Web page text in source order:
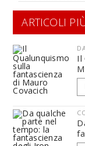
ARTICOLI
Il